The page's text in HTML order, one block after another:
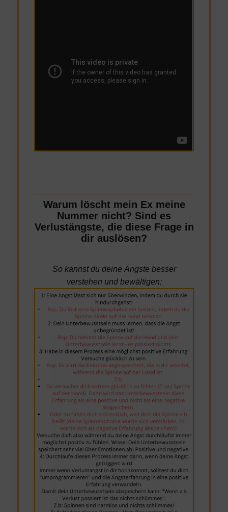
Warum löscht mein Ex meine
Nummer nicht? Sind es
Verlustängste, die diese Frage in
dir auslösen?
So kannst du deine Ängste besser
verstehen und bewältigen: